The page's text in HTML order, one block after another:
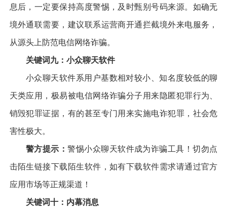
息后，一定要保持高度警惕，及时甄别号码来源。如确无
境外通联需要，建议联系运营商开通拦截境外来电服务，
从源头上防范电信网络诈骗。
关键词九：小众聊天软件
小众聊天软件系用户基数相对较小、知名度较低的聊
天类应用，极易被电信网络诈骗分子用来隐匿犯罪行为、
销毁犯罪证据，有的甚至专门用来实施电诈犯罪，社会危
害性极大。
警方提示：警惕小众聊天软件成为诈骗工具！切勿点
击陌生链接下载陌生软件，如有下载软件需求请通过官方
应用市场等正规渠道！
关键词十：内幕消息